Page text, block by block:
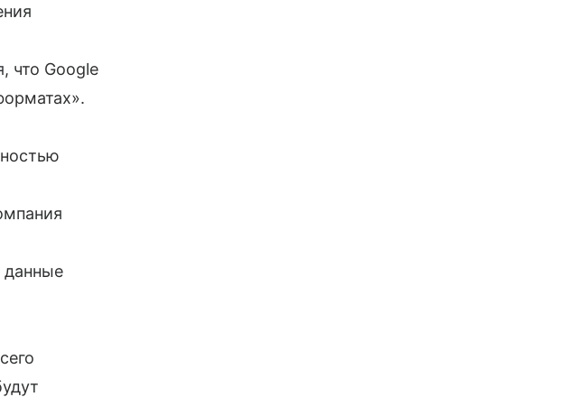
что Google
данные